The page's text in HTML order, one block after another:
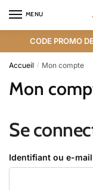
MENU
CODE PROMO
Accueil / Mon compte
Mon
Se
Identifiant ou e-mail